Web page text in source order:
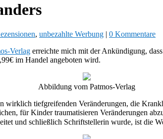
, unbezahlte Werbung | 0 Kommentare
Verlag erreichte mich mit der Ankündigung,
im Handel angeboten wird.
Abbildung vom Patmos-Verlag
wirklich tiefgreifenden Veränderungen, die
für Kinder traumatisieren Veränderungen
und schließlich Schriftstellerin wurde, ist die